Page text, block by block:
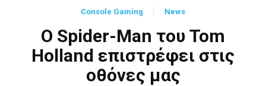
Console Gaming News
Ο Spider-Man του Tom
Holland επιστρέφει στις
οθόνες μας